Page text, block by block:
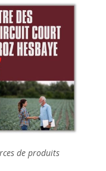
de produits